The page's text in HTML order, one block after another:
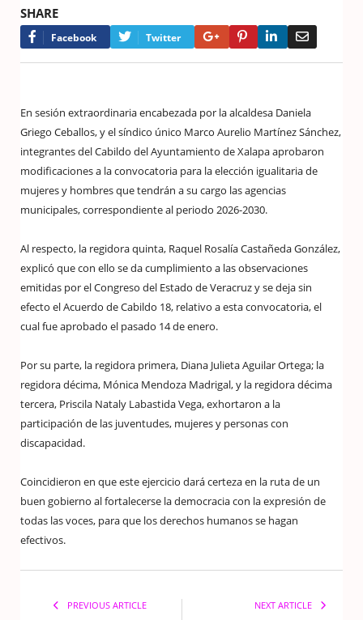
SHARE
Facebook Twitter Google+PinterestLinkedIn
En sesión extraordinaria encabezada por la alcaldesa Daniela
Griego Ceballos, y el síndico único Marco Aurelio Martínez Sánchez,
integrantes del Cabildo del Ayuntamiento de Xalapa aprobaron
modificaciones a la convocatoria para la elección igualitaria de
mujeres y hombres que tendrán a su cargo las agencias
municipales, correspondiente al periodo 2026-2030.
Al respecto, la regidora quinta, Raquel Rosalía Castañeda González,
explicó que con ello se da cumplimiento a las observaciones
emitidas por el Congreso del Estado de Veracruz y se deja sin
efecto el Acuerdo de Cabildo 18, relativo a esta convocatoria, el
cual fue aprobado el pasado 14 de enero.
Por su parte, la regidora primera, Diana Julieta Aguilar Ortega; la
regidora décima, Mónica Mendoza Madrigal, y la regidora décima
tercera, Priscila Nataly Labastida Vega, exhortaron a la
participación de las juventudes, mujeres y personas con
discapacidad.
Coincidieron en que este ejercicio dará certeza en la ruta de un
buen gobierno al fortalecerse la democracia con la expresión de
todas las voces, para que los derechos humanos se hagan
efectivos.
PREVIOUS ARTICLE NEXT ARTICLE